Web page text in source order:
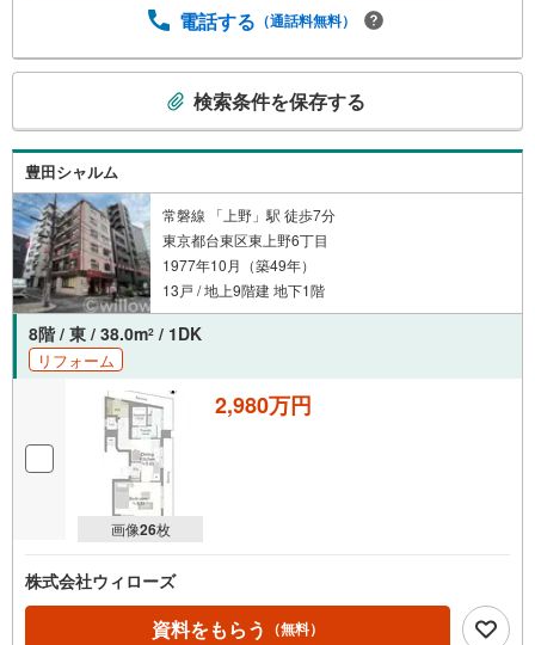
電話する （通話料無料）
検
索
条
件
で
通
知
を
け
・
条
イ
ペ
検索条件を保存する
豊田シャルム
常磐線 「上野」駅 徒歩7分
東京都台東区東上野6丁目
1977年10月（築49年）
13戸 / 地上9階建 地下1階
8階 / 東 / 38.0m2 / 1DK
リフォーム
画像26枚
2,980万円
株式会社ウィローズ
資料をもらう （無料）